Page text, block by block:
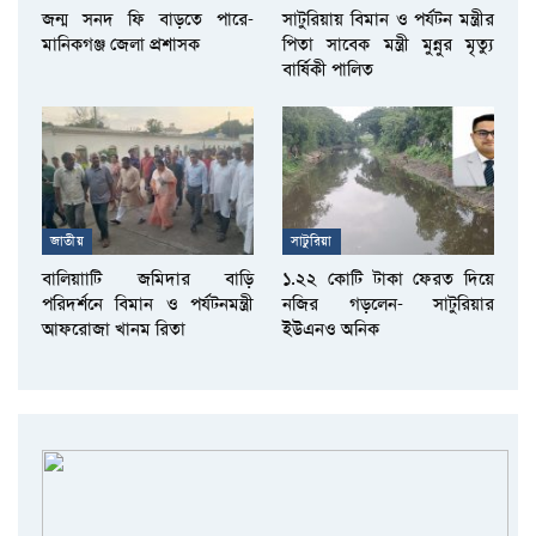
জন্ম সনদ ফি বাড়তে পারে-
মানিকগঞ্জ জেলা প্রশাসক
সাটুরিয়ায় বিমান ও পর্যটন মন্ত্রীর
পিতা সাবেক মন্ত্রী মুন্নুর মৃত্যু
বার্ষিকী পালিত
জাতীয়
বালিয়াাটি জমিদার বাড়ি
পরিদর্শনে বিমান ও পর্যটনমন্ত্রী
আফরোজা খানম রিতা
সাটুরিয়া
১.২২ কোটি টাকা ফেরত দিয়ে
নজির গড়লেন- সাটুরিয়ার
ইউএনও অনিক